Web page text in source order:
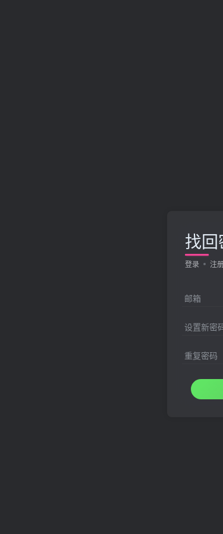
找
登录 注
邮箱
设置新密
重复密码